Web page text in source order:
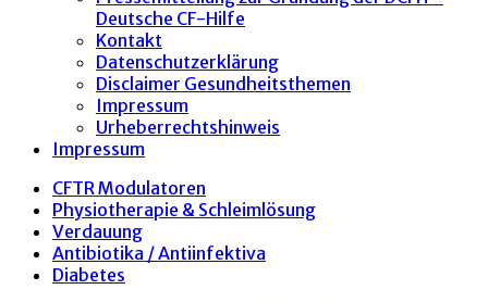
Deutsche CF-Hilfe
Kontakt
Datenschutzerklärung
Disclaimer Gesundheitsthemen
Impressum
Urheberrechtshinweis
Impressum
CFTR Modulatoren
Physiotherapie & Schleimlösung
Verdauung
Antibiotika / Antiinfektiva
Diabetes